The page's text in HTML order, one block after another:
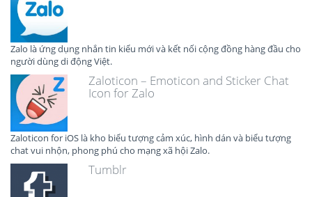
Zalo là ứng dụng nhắn tin kiểu mới và kết nối cộng đồng hàng đầu cho
người dùng di động Việt.
Zaloticon – Emoticon and Sticker Chat
Icon for Zalo
Zaloticon for iOS là kho biểu tượng cảm xúc, hình dán và biểu tượng
chat vui nhộn, phong phú cho mạng xã hội Zalo.
Tumblr